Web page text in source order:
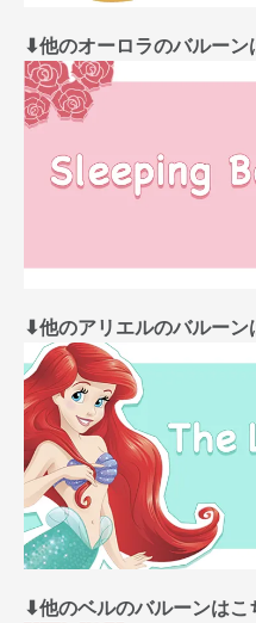
⬇︎他のオーロラのバルーン
⬇︎他のアリエルのバルーン
⬇︎他のベルのバルーンはこ